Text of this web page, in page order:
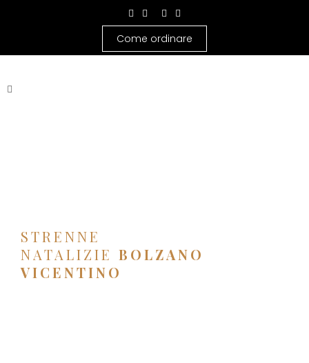
Come ordinare
STRENNE
NATALIZIE BOLZANO
VICENTINO